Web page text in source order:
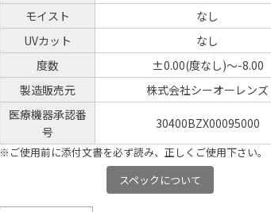
モイスト
なし
UVカット
なし
度数
±0.00(度なし)～-8.00
製造販売元
株式会社シーオーレンズ
医療機器承認番
号
30400BZX00095000
※ご使用前に添付文書を必ず読み、正しくご使用下さい。
スペックについて